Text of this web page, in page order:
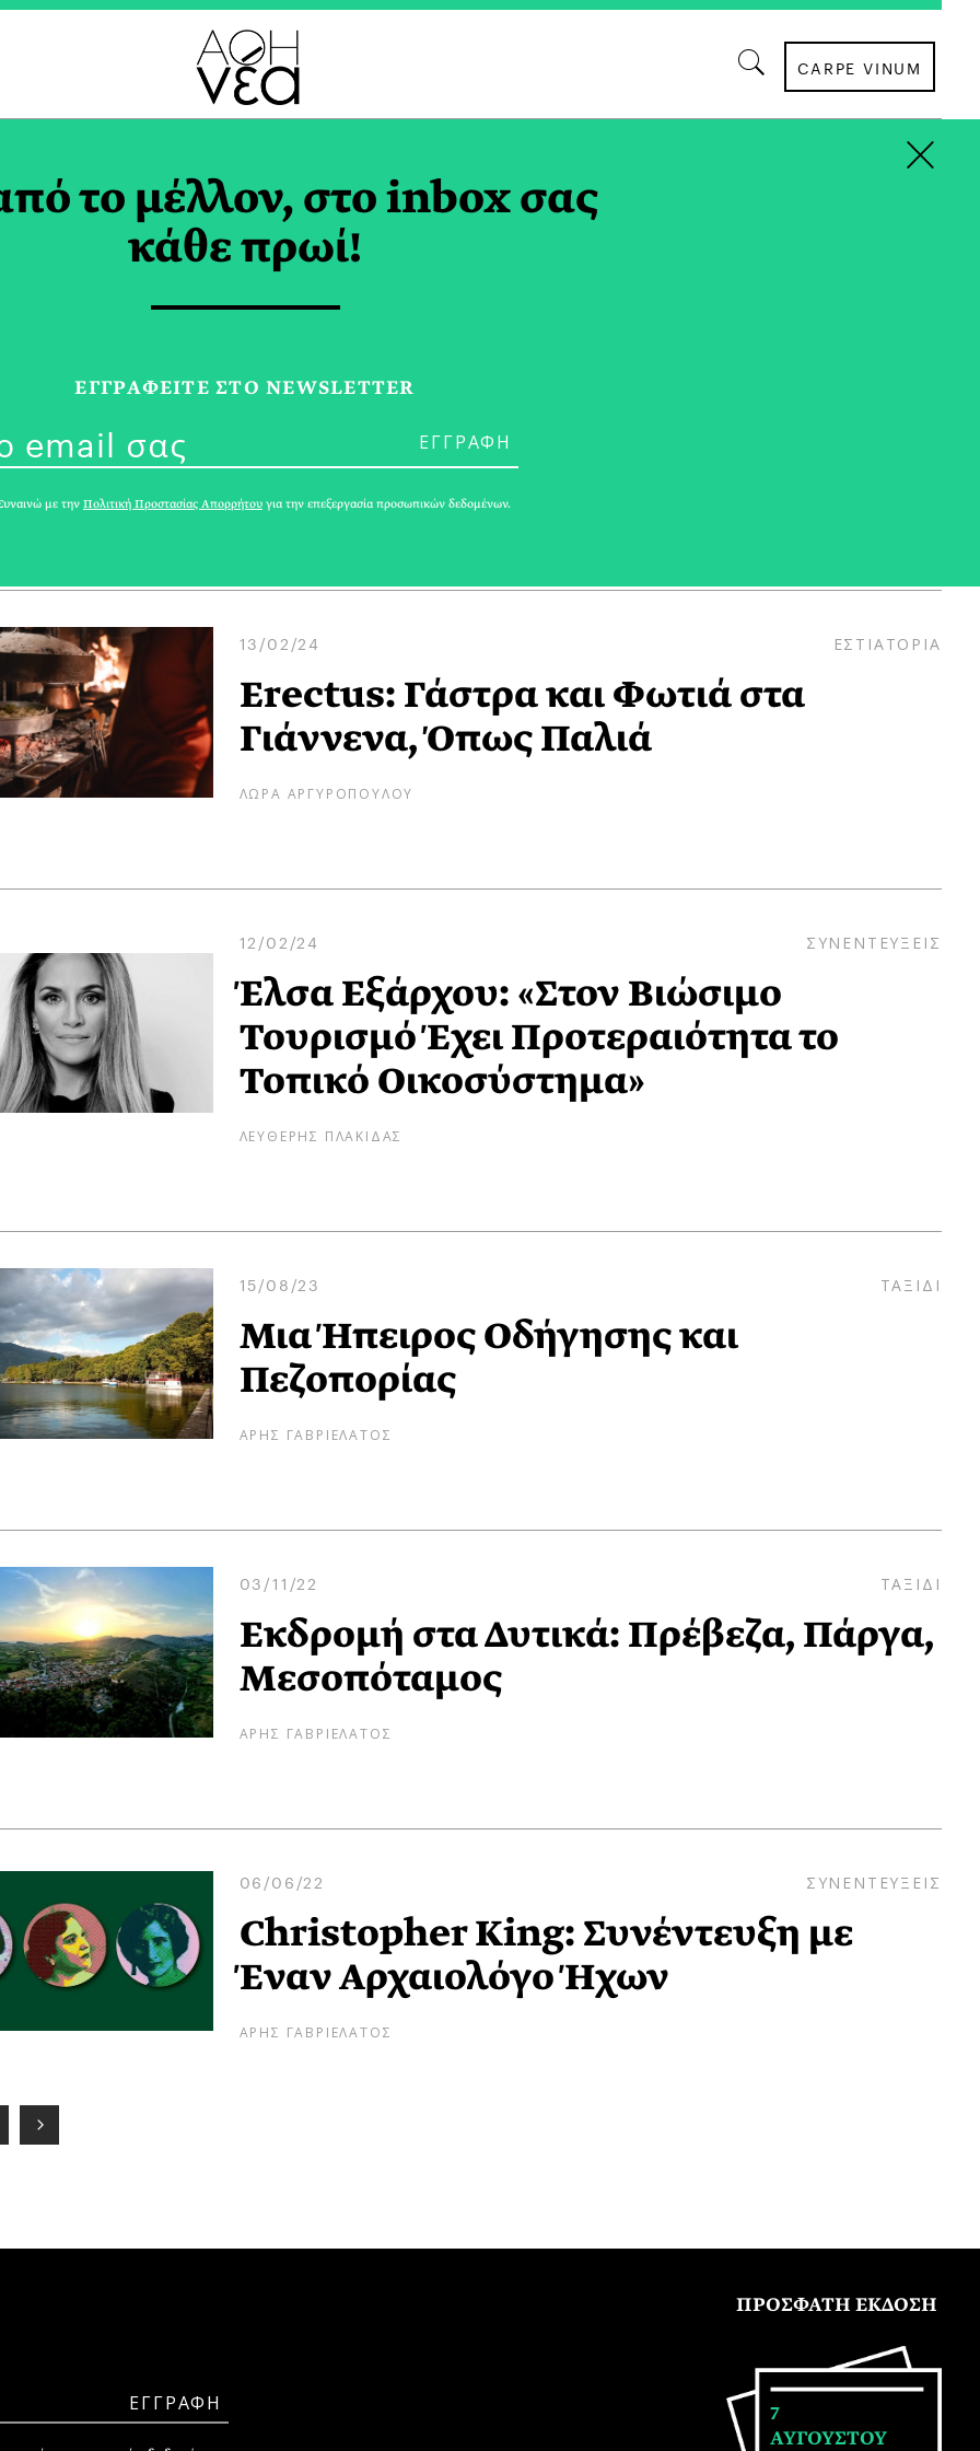
CARPE VINUM
TAG
Με Αφετηρία τους Καλαρρύτες στα
Μαγευτικά Τζουμέρκα
ΡΙΑ ΣΠΥΡΟΥ
13/02/24 ΕΣΤΙΑΤΟΡΙΑ
Erectus: Γάστρα και Φωτιά στα
Γιάννενα, Όπως Παλιά
ΛΩΡΑ ΑΡΓΥΡΟΠΟΥΛΟΥ
12/02/24 ΣΥΝΕΝΤΕΥΞΕΙΣ
Έλσα Εξάρχου: «Στον Βιώσιμο
Τουρισμό Έχει Προτεραιότητα το
Τοπικό Οικοσύστημα»
ΛΕΥΘΕΡΗΣ ΠΛΑΚΙΔΑΣ
15/08/23 ΤΑΞΙΔΙ
Μια Ήπειρος Οδήγησης και
Πεζοπορίας
ΑΡΗΣ ΓΑΒΡΙΕΛΑΤΟΣ
03/11/22 ΤΑΞΙΔΙ
Εκδρομή στα Δυτικά: Πρέβεζα, Πάργα,
Μεσοπόταμος
ΑΡΗΣ ΓΑΒΡΙΕΛΑΤΟΣ
06/06/22 ΣΥΝΕΝΤΕΥΞΕΙΣ
Christopher King: Συνέντευξη με
Έναν Αρχαιολόγο Ήχων
ΑΡΗΣ ΓΑΒΡΙΕΛΑΤΟΣ
ΠΡΟΣΦΑΤΗ ΕΚΔΟΣΗ
7
ΑΥΓΟΥΣΤΟΥ
το μέλλον, στο inbox σας
κάθε πρωί!
ΕΓΓPΑΦΕΙΤΕ ΣΤΟ NEWSLETTER
με την Πολιτική Προστασίας Απορρήτου για την επεξεργασία προσωπικών δεδομένων.
×